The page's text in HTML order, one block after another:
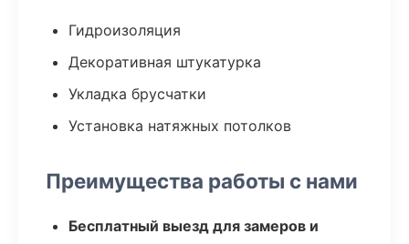
Гидроизоляция
Декоративная штукатурка
Укладка брусчатки
Установка натяжных потолков
Преимущества работы с нами
Бесплатный выезд для замеров и